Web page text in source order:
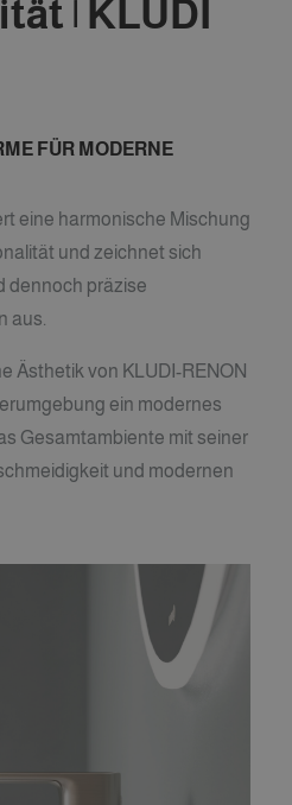
| KLUDI
FÜR MODERNE
eine harmonische Mischung
und zeichnet sich
dennoch präzise
aus.
Ästhetik von KLUDI-RENON
ein modernes
Gesamtambiente mit seiner
und modernen